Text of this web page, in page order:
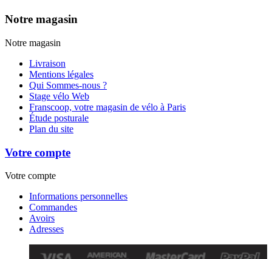
Notre magasin
Notre magasin
Livraison
Mentions légales
Qui Sommes-nous ?
Stage vélo Web
Franscoop, votre magasin de vélo à Paris
Étude posturale
Plan du site
Votre compte
Votre compte
Informations personnelles
Commandes
Avoirs
Adresses